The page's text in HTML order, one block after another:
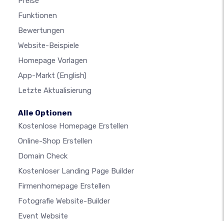
Funktionen
Bewertungen
Website-Beispiele
Homepage Vorlagen
App-Markt (English)
Letzte Aktualisierung
Alle Optionen
Kostenlose Homepage Erstellen
Online-Shop Erstellen
Domain Check
Kostenloser Landing Page Builder
Firmenhomepage Erstellen
Fotografie Website-Builder
Event Website